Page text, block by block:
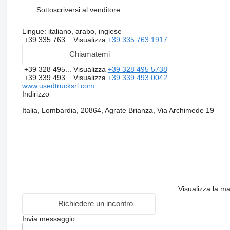
Sottoscriversi al venditore
Lingue: italiano, arabo, inglese
+39 335 763... Visualizza +39 335 763 1917
Chiamatemi
+39 328 495... Visualizza +39 328 495 5738
+39 339 493... Visualizza +39 339 493 0042
www.usedtrucksrl.com
Indirizzo
Italia, Lombardia, 20864, Agrate Brianza, Via Archimede 19
Visualizza la
Richiedere un incontro
Invia messaggio